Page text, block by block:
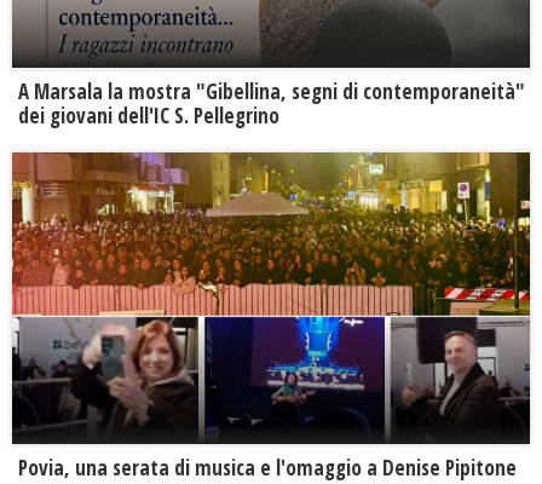
A Marsala la mostra "Gibellina, segni di contemporaneità"
dei giovani dell'IC S. Pellegrino
Povia, una serata di musica e l'omaggio a Denise Pipitone